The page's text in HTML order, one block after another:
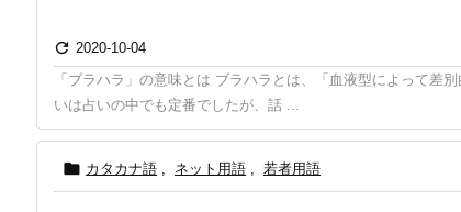
 2020-10-04
「ブラハラ」の意味とは ブラハラとは、「血液型によって差
いは占いの中でも定番でしたが、話 ...
 カタカナ語 , ネット用語 , 若者用語